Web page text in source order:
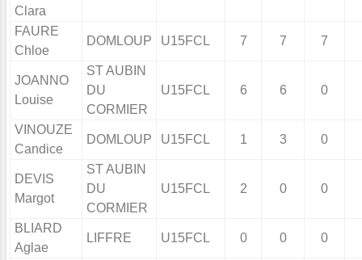
Clara
FAURE
Chloe
DOMLOUP U15FCL 7 7 7
JOANNO
Louise
ST AUBIN
DU
CORMIER
U15FCL 6 6 0
VINOUZE
Candice
DOMLOUP U15FCL 1 3 0
DEVIS
Margot
ST AUBIN
DU
CORMIER
U15FCL 2 0 0
BLIARD
Aglae
LIFFRE U15FCL 0 0 0